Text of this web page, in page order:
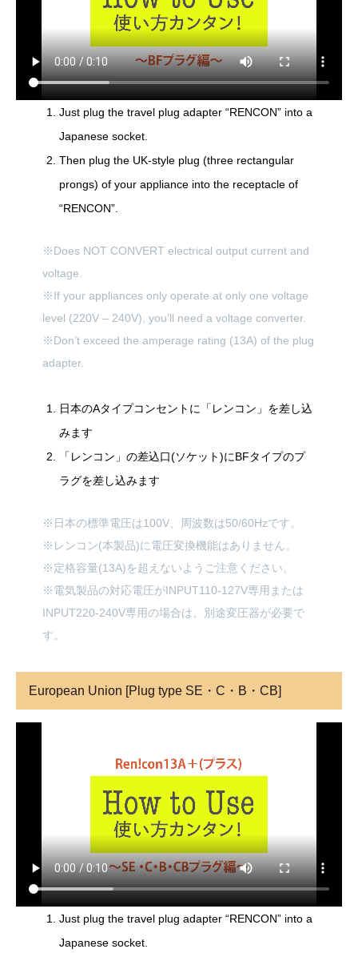
Just plug the travel plug adapter “RENCON” into a
Japanese socket.
Then plug the UK-style plug (three rectangular
prongs) of your appliance into the receptacle of
“RENCON”.
※Does NOT CONVERT electrical output current and
voltage.
※If your appliances only operate at only one voltage
level (220V – 240V), you’ll need a voltage converter.
※Don’t exceed the amperage rating (13A) of the plug
adapter.
日本のAタイプコンセントに「レンコン」を差し込
みます
「レンコン」の差込口(ソケット)にBFタイプのプ
ラグを差し込みます
※日本の標準電圧は100V、周波数は50/60Hzです。
※レンコン(本製品)に電圧変換機能はありません。
※定格容量(13A)を超えないようご注意ください。
※電気製品の対応電圧がINPUT110-127V専用または
INPUT220-240V専用の場合は、別途変圧器が必要で
す。
European Union [Plug type SE・C・B・CB]
Just plug the travel plug adapter “RENCON” into a
Japanese socket.